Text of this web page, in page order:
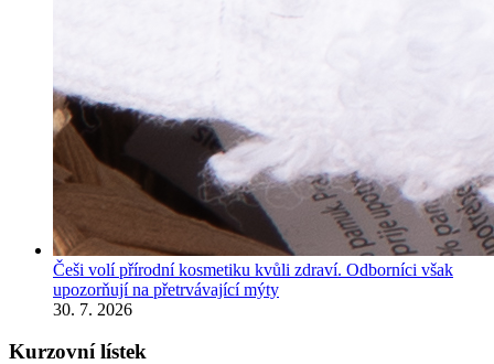
Češi volí přírodní kosmetiku kvůli zdraví. Odborníci však
upozorňují na přetrvávající mýty
30. 7. 2026
Kurzovní lístek